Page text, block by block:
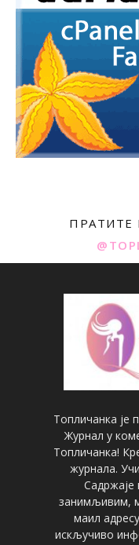
ПРАТИТЕ
Топличанка је
Журнал у
Топличанка!
журнала.
Садржаје
занимљивим,
маил
искључиво